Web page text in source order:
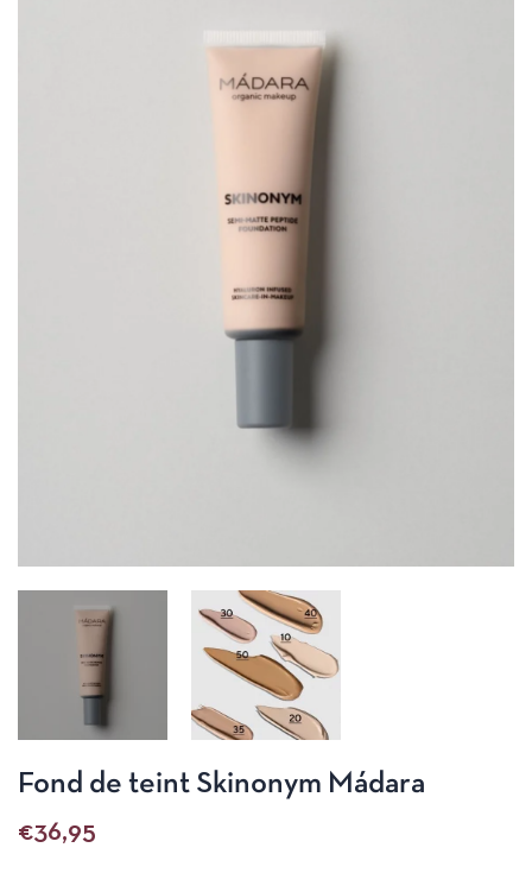
Fond de teint Skinonym Mádara
€36,95